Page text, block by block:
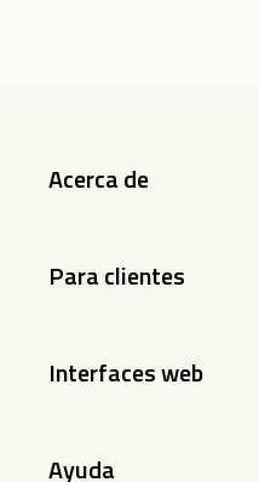
Acerca de
Para clientes
Interfaces web
Ayuda